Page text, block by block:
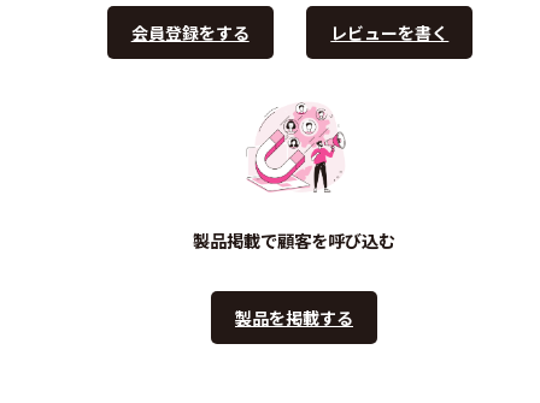
会員登録をする レビューを書く
製品掲載で顧客を呼び込む
製品を掲載する